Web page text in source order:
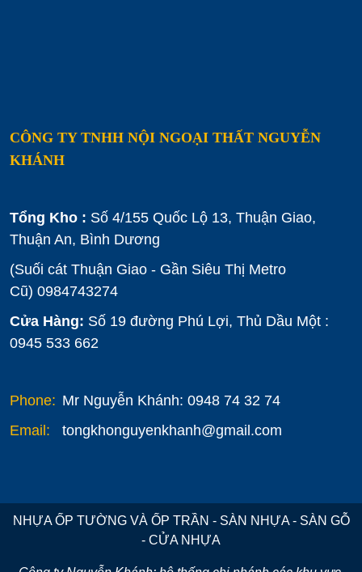
CÔNG TY TNHH NỘI NGOẠI THẤT NGUYỄN
KHÁNH
Tổng Kho : Số 4/155 Quốc Lộ 13, Thuận Giao,
Thuận An, Bình Dương
(Suối cát Thuận Giao - Gần Siêu Thị Metro
Cũ) 0984743274
Cửa Hàng: Số 19 đường Phú Lợi, Thủ Dầu Một :
0945 533 662
Phone: Mr Nguyễn Khánh: 0948 74 32 74
Email:
tongkhonguyenkhanh@gmail.com
NHỰA ỐP TƯỜNG VÀ ỐP TRẦN - SÀN NHỰA - SÀN GỖ
- CỬA NHỰA